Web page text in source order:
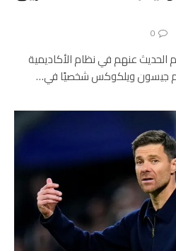
0
الحديث عنهم في نظام الأكاديمية
جيسون ويلكوكس شخصيًا في…